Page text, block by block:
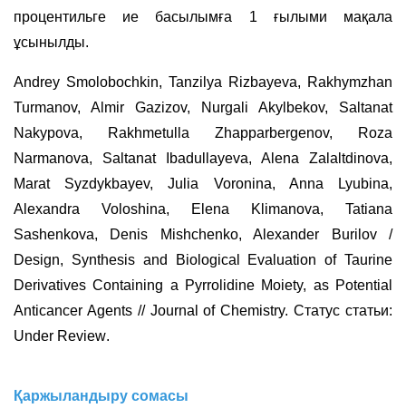
процентильге ие басылымға 1 ғылыми мақала
ұсынылды.
Andrey Smolobochkin, Tanzilya Rizbayeva, Rakhymzhan
Turmanov, Almir Gazizov, Nurgali Akylbekov, Saltanat
Nakypova, Rakhmetulla Zhapparbergenov, Roza
Narmanova, Saltanat Ibadullayeva, Alena Zalaltdinova,
Marat Syzdykbayev, Julia Voronina, Anna Lyubina,
Alexandra Voloshina, Elena Klimanova, Tatiana
Sashenkova, Denis Mishchenko, Alexander Burilov /
Design, Synthesis and Biological Evaluation of Taurine
Derivatives Containing a Pyrrolidine Moiety, as Potential
Anticancer Agents // Journal of Chemistry.Статус статьи:
Under Review.
Қаржыландыру сомасы